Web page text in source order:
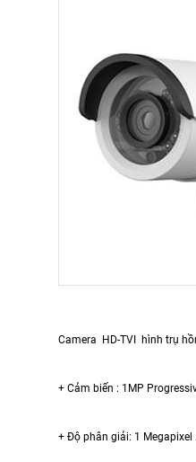
Camera HD-TVI hình trụ
+ Cảm biến : 1MP
+ Độ phân giải: 1 Megapixel .